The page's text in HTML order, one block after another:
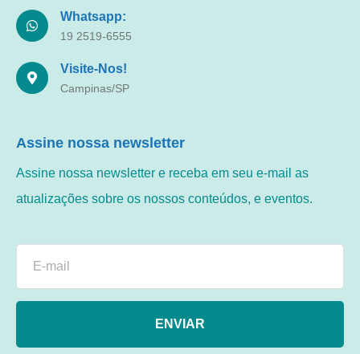
Whatsapp:
19 2519-6555
Visite-Nos!
Campinas/SP
Assine nossa newsletter
Assine nossa newsletter e receba em seu e-mail as
atualizações sobre os nossos conteúdos, e eventos.
ENVIAR